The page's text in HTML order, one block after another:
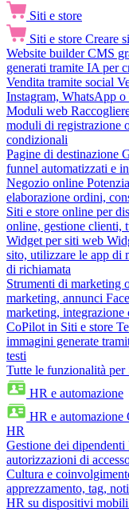
Siti e store
Siti e store Creare
Website builder CMS
generati tramite IA per
Vendita tramite social
Instagram, WhatsApp o
Moduli web
moduli di registrazione
condizionali
Pagine di destinazione
funnel automatizzati e
Negozio online
elaborazione ordini,
Siti e store online per
online, gestione clienti,
Widget per siti web
sito, utilizzare le app di
di richiamata
Strumenti di marketing
marketing, annunci
marketing,
CoPilot in Siti e store
immagini generate
testi
Tutte le funzionalità per
HR e automazione
HR e automazione
HR
Gestione dei dipendenti
autorizzazioni di
Cultura e
apprezzamento, tag,
HR su dispositivi mobili